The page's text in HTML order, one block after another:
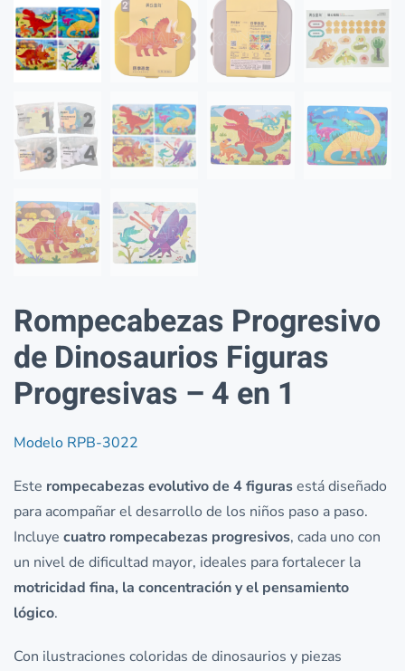
Rompecabezas Progresivo
de Dinosaurios Figuras
Progresivas – 4 en 1
Modelo RPB-3022
Este rompecabezas evolutivo de 4 figurasestá diseñado
para acompañar el desarrollo de los niños paso a paso.
Incluye cuatro rompecabezas progresivos, cada uno con
un nivel de dificultad mayor, ideales para fortalecer la
motricidad fina, la concentración y el pensamiento
lógico.
Con ilustraciones coloridas de dinosaurios y piezas